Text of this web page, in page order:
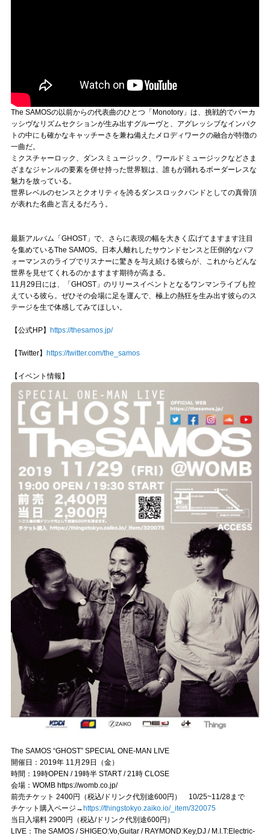
The SAMOSの以前からの代表曲のひとつ「Monotory」は、挑戦的でパーカ
ッシヴなリズムセクションが生み出すグルーヴと、アグレッシブなインパク
トの中にも確かなキャッチーさを兼ね備えたメロディワークの融合が特徴の
一曲だ。
ミクスチャーロック、ダンスミュージック、ワールドミュージックなどさま
ざまなジャンルの要素を併せ持った世界観は、誰もが踊れるボーダーレスな
魅力を放っている。
世界レベルのセンスとクオリティを誇るダンスロックバンドとしての真骨頂
が表れた名曲と言えるだろう。
最新アルバム「GHOST」で、さらに表現の幅を大きく広げてますます注目
を集めているThe SAMOS。日本人離れしたサウンドセンスと圧倒的なパフ
ォーマンスのライブでリスナーに驚きを与え続ける彼らが、これからどんな
世界を見せてくれるのかますます期待が高まる。
11月29日には、「GHOST」のリリースイベントとなるワンマンライブも控
えている彼ら。ぜひその会場に足を運んで、極上の熱狂を生み出す彼らのス
テージを生で体感してみてほしい。
【公式HP】 https://thesamos.jp/
【Twitter】 https://twitter.com/the_samos
【イベント情報】
The SAMOS “GHOST” SPECIAL ONE-MAN LIVE
開催日：2019年 11月29日（金）
時間：19時OPEN / 19時半 START / 21時 CLOSE
会場：WOMB https://womb.co.jp/
前売チケット 2400円（税込/ドリンク代別途600円） 10/25~11/28まで
チケット購入ページ→ https://thingstokyo.zaiko.io/_item/320075
当日入場料 2900円（税込/ドリンク代別途600円）
LIVE：The SAMOS / SHIGEO:Vo,Guitar / RAYMOND:Key,DJ / M.I.T:Electric-